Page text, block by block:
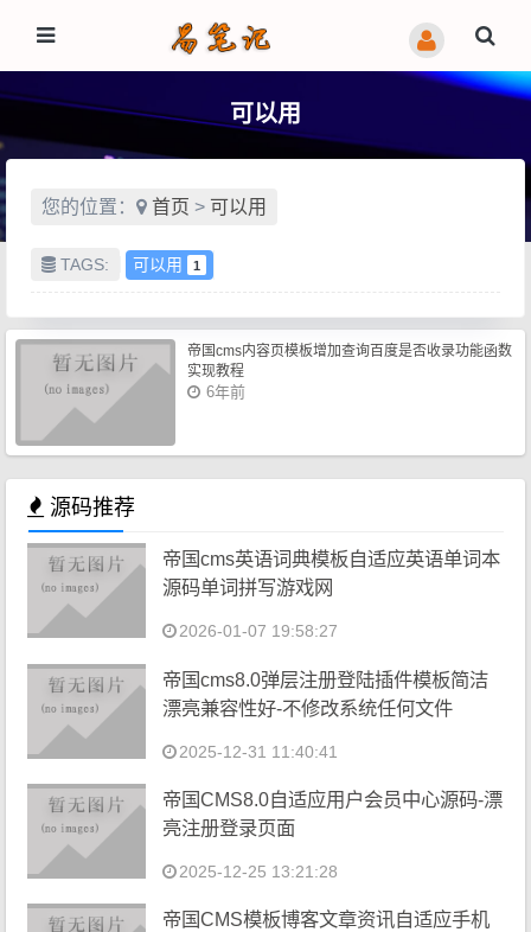
可以用
您的位置： 首页 > 可以用
TAGS: 可以用 1
帝国cms内容页模板增加查询百度是否收录功能函数
实现教程
6年前
源码推荐
帝国cms英语词典模板自适应英语单词本
源码单词拼写游戏网
2026-01-07 19:58:27
帝国cms8.0弹层注册登陆插件模板简洁
漂亮兼容性好-不修改系统任何文件
2025-12-31 11:40:41
帝国CMS8.0自适应用户会员中心源码-漂
亮注册登录页面
2025-12-25 13:21:28
帝国CMS模板博客文章资讯自适应手机